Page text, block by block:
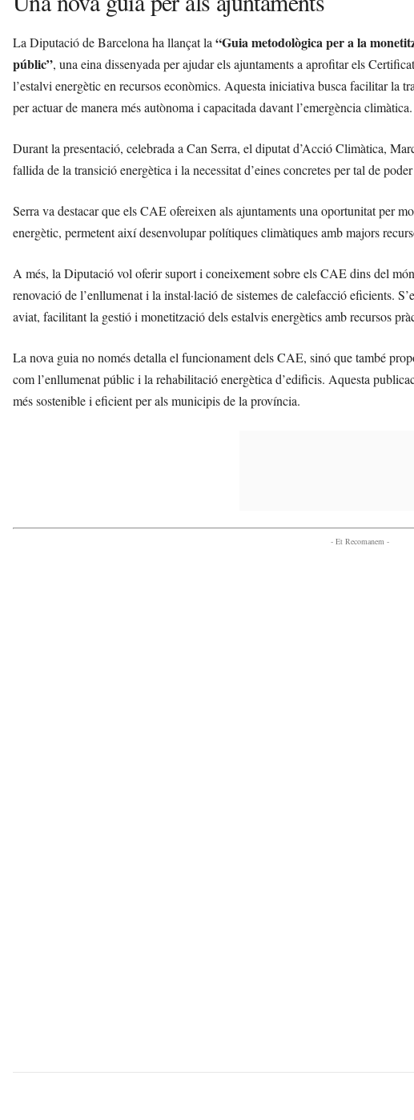
La Diputació de Barcelona ha llançat la“Guia metodològica per a la
públic”, una eina dissenyada per ajudar els ajuntaments a aprofitar els
l’estalvi energètic en recursos econòmics. Aquesta iniciativa busca facilitar la
per actuar de manera més autònoma i capacitada davant l’emergència climàtica.
Durant la presentació, celebrada a Can Serra, el diputat d’Acció Climàtica,
fallida de la transició energètica i la necessitat d’eines concretes per tal de
Serra va destacar que els CAE ofereixen als ajuntaments una oportunitat per
energètic, permetent així desenvolupar polítiques climàtiques amb majors
A més, la Diputació vol oferir suport i coneixement sobre els CAE dins del
renovació de l’enllumenat i la instal·lació de sistemes de calefacció eficients.
aviat, facilitant la gestió i monetització dels estalvis energètics amb recursos
La nova guia no només detalla el funcionament dels CAE, sinó que també
com l’enllumenat públic i la rehabilitació energètica d’edificis. Aquesta
més sostenible i eficient per als municipis de la província.
- Et Recomanem -